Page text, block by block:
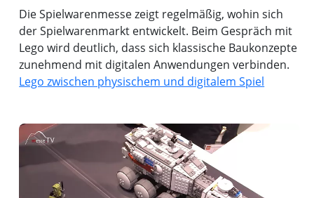
Die Spielwarenmesse zeigt regelmäßig, wohin sich
der Spielwarenmarkt entwickelt. Beim Gespräch mit
Lego wird deutlich, dass sich klassische Baukonzepte
zunehmend mit digitalen Anwendungen verbinden.
Lego zwischen physischem und digitalem Spiel